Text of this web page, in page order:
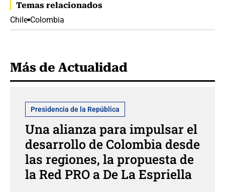
Temas relacionados
Chile Colombia
Más de Actualidad
Presidencia de la República
Una alianza para impulsar el
desarrollo de Colombia desde
las regiones, la propuesta de
la Red PRO a De La Espriella